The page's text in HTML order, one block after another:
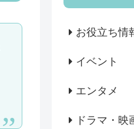
お役立ち情
イベント
エンタメ
ドラマ・映